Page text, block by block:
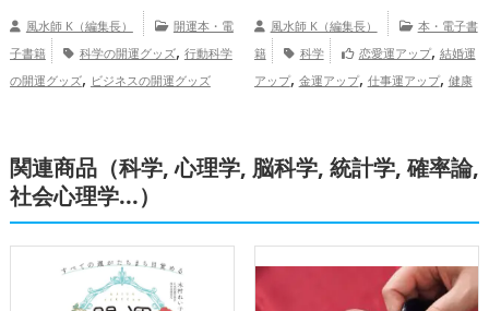
風水師 K（編集長）
開運本・電
子書籍
科学の開運グッズ, 行動科学
の開運グッズ, ビジネスの開運グッズ
風水師 K（編集長）
本・電子書
籍
科学 恋愛運アップ, 結婚運
アップ, 金運アップ, 仕事運アップ, 健康
関連商品（科学, 心理学, 脳科学, 統計学, 確率論,
社会心理学...）